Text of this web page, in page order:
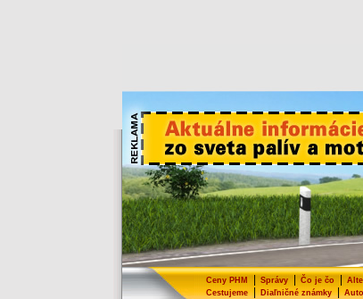
Ceny PHM Správy Čo je čo
Cestujeme| Diaľničné známky|